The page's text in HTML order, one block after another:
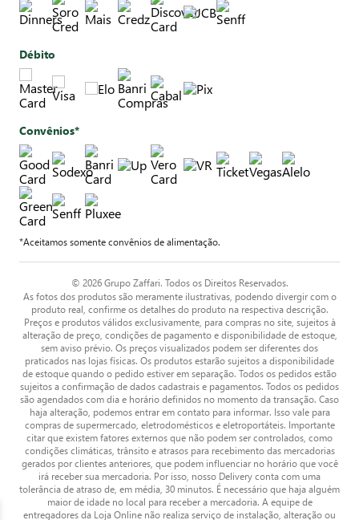
Débito
Convênios*
*Aceitamos somente convênios de alimentação.
© 2026 Grupo Zaffari. Todos os Direitos Reservados.
As fotos dos produtos são meramente ilustrativas, podendo divergir com o
produto real, confirme os detalhes do produto na respectiva descrição.
Preços e produtos válidos exclusivamente, para compras no site, sujeitos à
alteração de preço, condições de pagamento e disponibilidade de estoque,
sem aviso prévio. Os preços visualizados podem ser diferentes dos
praticados nas lojas físicas. Os produtos estarão sujeitos a disponibilidade
de estoque quando o pedido estiver em separação. Todos os pedidos estão
sujeitos a confirmação de dados cadastrais e pagamentos. Todos os pedidos
são agendados com dia e horário definidos no momento da transação. Caso
haja alteração, podemos entrar em contato para informar. Isso vale para
compras de supermercado, eletrodomésticos e eletroportáteis. Importante
citar que existem fatores externos que não podem ser controlados, como
condições climáticas, trânsito e atrasos para recebimento das mercadorias
gerados por clientes anteriores, que podem influenciar no horário que você
irá receber sua mercadoria. Por isso, nosso Delivery conta com uma
tolerância de atraso de, em média, 30 minutos. É necessário que haja alguém
maior de idade no local para receber a mercadoria. A equipe de
entregadores da Loja Online não realiza serviço de instalação, alteração ou